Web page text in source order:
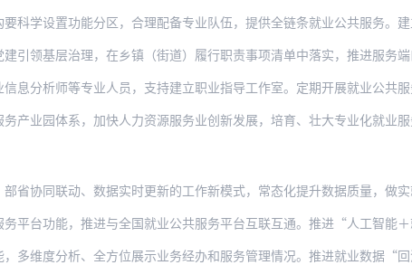
区，合理配备专业队伍，提供全链条就业公共服务。建立市县联系基层服务网点机制，通
在乡镇（街道）履行职责事项清单中落实，推进服务端口前移。因地制宜打造就业服务网
业人员，支持建立职业指导工作室。定期开展就业公共服务专项业务竞赛等业务练兵和技
快人力资源服务业创新发展，培育、壮大专业化就业服务力量。按规定实施政府购买就业
数据实时更新的工作新模式，常态化提升数据质量，做实就业失业登记等核心业务数据，
进与全国就业公共服务平台互联互通。推进“人工智能＋就业”应用，开拓智能招聘、政策
全方位展示业务经办和服务管理情况。推进就业数据“回流”地方，将重点群体信息实时推